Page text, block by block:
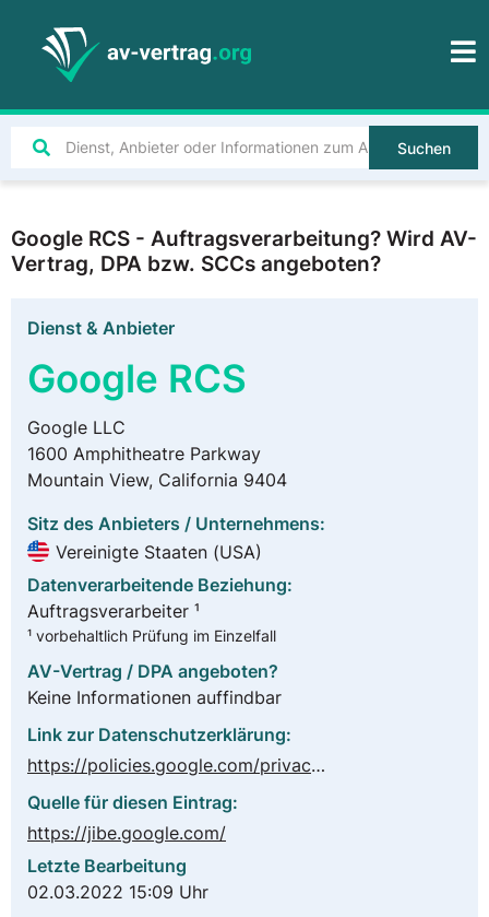
Suchen
Google RCS - Auftragsverarbeitung? Wird AV-
Vertrag, DPA bzw. SCCs angeboten?
Dienst & Anbieter
Google RCS
Google LLC
1600 Amphitheatre Parkway
Mountain View, California 9404
Sitz des Anbieters / Unternehmens:
Vereinigte Staaten (USA)
Datenverarbeitende Beziehung:
Auftragsverarbeiter ¹
¹ vorbehaltlich Prüfung im Einzelfall
AV-Vertrag / DPA angeboten?
Keine Informationen auffindbar
Link zur Datenschutzerklärung:
https://policies.google.com/privacy?hl=de
Quelle für diesen Eintrag:
https://jibe.google.com/
Letzte Bearbeitung
02.03.2022 15:09 Uhr